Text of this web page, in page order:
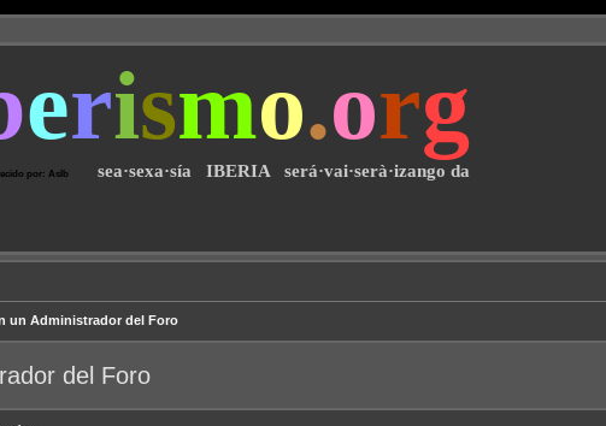
erismo.org
por: AsIb sea·sexa·sía IBERIA será·vai·serà·izango da
un Administrador del Foro
del Foro